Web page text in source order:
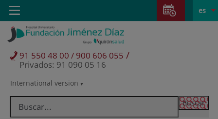
Saltar al contenido
Saltar
contenido
Selector
idioma
activo
es
International version
91 550 48 00 / 900 606 055 /
Privados: 91 090 05 16
Toggle
navigation